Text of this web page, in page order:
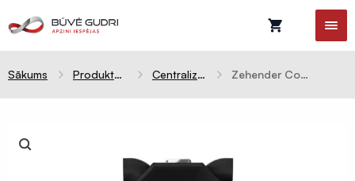
Sākums Produktu kategorijas Centralizēta rekuperācija Zehender ComfoAir Q600 ERV + ComfoClime 36 dzesēšanas bloks 2,6kW
Celtniecības